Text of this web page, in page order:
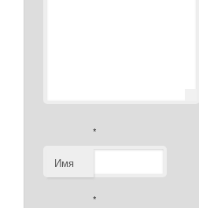
Имя
*
*